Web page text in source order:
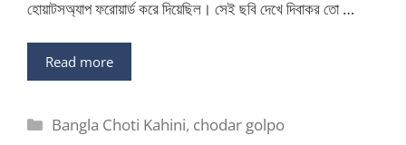
হোয়াটসঅ্যাপ ফরোয়ার্ড করে দিয়েছিল। সেই ছবি দেখে দিবাকর তো …
Read more
Categories
Bangla Choti Kahini, chodar golpo